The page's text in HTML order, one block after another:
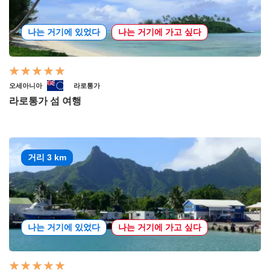
나는 거기에 있었다 나는 거기에 가고 싶다
오세아니아 라로통가
라로통가 섬 여행
거리 3 km
나는 거기에 있었다 나는 거기에 가고 싶다